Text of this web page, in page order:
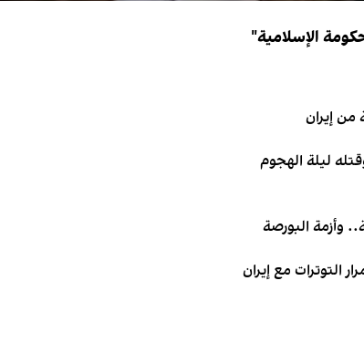
الإسلامية"
إيران
ليلة الهجوم
وأزمة البورصة
التوترات مع إيران